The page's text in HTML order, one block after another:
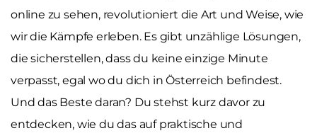
online zu sehen, revolutioniert die Art und Weise, wie
wir die Kämpfe erleben. Es gibt unzählige Lösungen,
die sicherstellen, dass du keine einzige Minute
verpasst, egal wo du dich in Österreich befindest.
Und das Beste daran? Du stehst kurz davor zu
entdecken, wie du das auf praktische und